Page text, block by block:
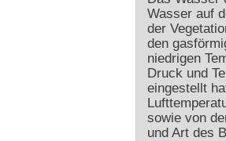
Wasser auf
der
den
niedrigen
Druck und
eingestellt
sowie von
und Art des